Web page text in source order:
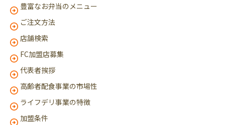
豊富なお弁当のメニュー
ご注文方法
店舗検索
FC加盟店募集
代表者挨拶
高齢者配食事業の市場性
ライフデリ事業の特徴
加盟条件